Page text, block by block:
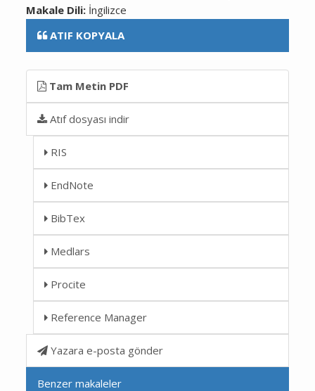
Makale Dili: İngilizce
ATIF KOPYALA
Tam Metin PDF
Atıf dosyası indir
RIS
EndNote
BibTex
Medlars
Procite
Reference Manager
Yazara e-posta gönder
Benzer makaleler